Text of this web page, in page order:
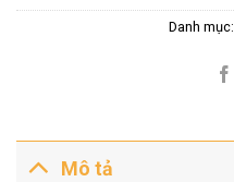
Danh mục:
Mô tả